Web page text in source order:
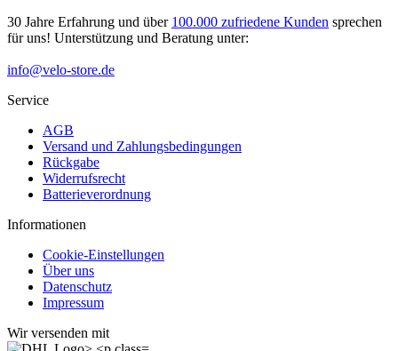
30 Jahre Erfahrung und über 100.000 zufriedene Kunden sprechen
für uns! Unterstützung und Beratung unter:
info@velo-store.de
Service
AGB
Versand und Zahlungsbedingungen
Rückgabe
Widerrufsrecht
Batterieverordnung
Informationen
Cookie-Einstellungen
Über uns
Datenschutz
Impressum
Wir versenden mit